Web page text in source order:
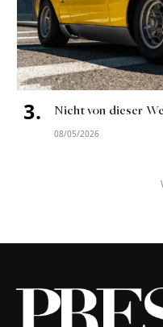
Nicht von dieser
08/05/2026